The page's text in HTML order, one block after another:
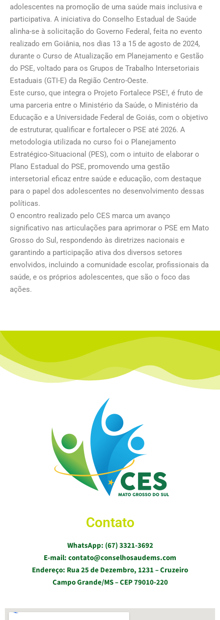
adolescentes na promoção de uma saúde mais inclusiva e
participativa. A iniciativa do Conselho Estadual de Saúde
alinha-se à solicitação do Governo Federal, feita no evento
realizado em Goiânia, nos dias 13 a 15 de agosto de 2024,
durante o Curso de Atualização em Planejamento e Gestão
do PSE, voltado para os Grupos de Trabalho Intersetoriais
Estaduais (GTI-E) da Região Centro-Oeste.
Este curso, que integra o Projeto Fortalece PSE!, é fruto de
uma parceria entre o Ministério da Saúde, o Ministério da
Educação e a Universidade Federal de Goiás, com o objetivo
de estruturar, qualificar e fortalecer o PSE até 2026. A
metodologia utilizada no curso foi o Planejamento
Estratégico-Situacional (PES), com o intuito de elaborar o
Plano Estadual do PSE, promovendo uma gestão
intersetorial eficaz entre saúde e educação, com destaque
para o papel dos adolescentes no desenvolvimento dessas
políticas.
O encontro realizado pelo CES marca um avanço
significativo nas articulações para aprimorar o PSE em Mato
Grosso do Sul, respondendo às diretrizes nacionais e
garantindo a participação ativa dos diversos setores
envolvidos, incluindo a comunidade escolar, profissionais da
saúde, e os próprios adolescentes, que são o foco das
ações.
Contato
WhatsApp: (67) 3321-3692
E-mail: contato@conselhosaudems.com
Endereço: Rua 25 de Dezembro, 1231 – Cruzeiro
Campo Grande/MS – CEP 79010-220